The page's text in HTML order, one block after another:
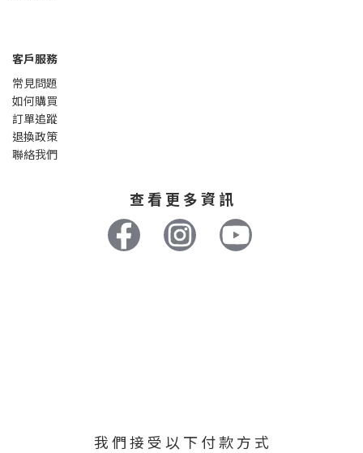
客戶服務
常見問題
如何購買
訂單追蹤
退換政策
聯絡我們
查 看 更 多 資 訊
我 們 接 受 以 下 付 款 方 式